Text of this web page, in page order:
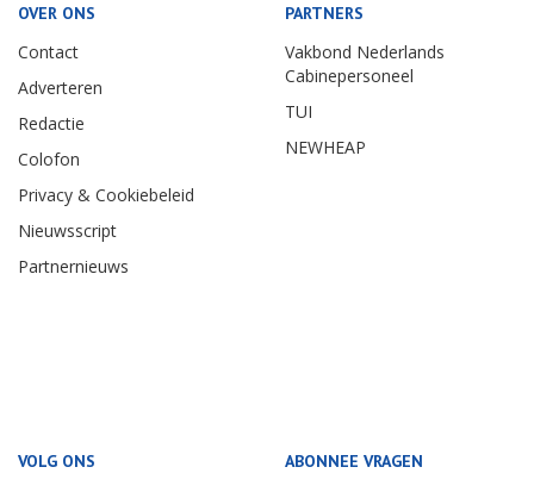
OVER ONS
Contact
Adverteren
Redactie
Colofon
Privacy & Cookiebeleid
Nieuwsscript
Partnernieuws
PARTNERS
Vakbond Nederlands
Cabinepersoneel
TUI
NEWHEAP
VOLG ONS ABONNEE VRAGEN